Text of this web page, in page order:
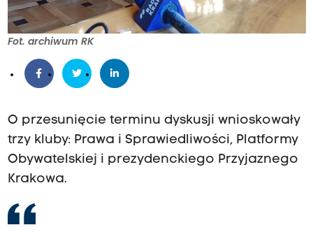
Fot. archiwum RK
O przesunięcie terminu dyskusji wnioskowały
trzy kluby: Prawa i Sprawiedliwości, Platformy
Obywatelskiej i prezydenckiego Przyjaznego
Krakowa.